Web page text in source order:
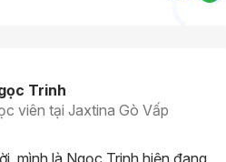
Trinh
viên tại Jaxtina Gò Vấp
mình là Ngọc Trinh hiện đang